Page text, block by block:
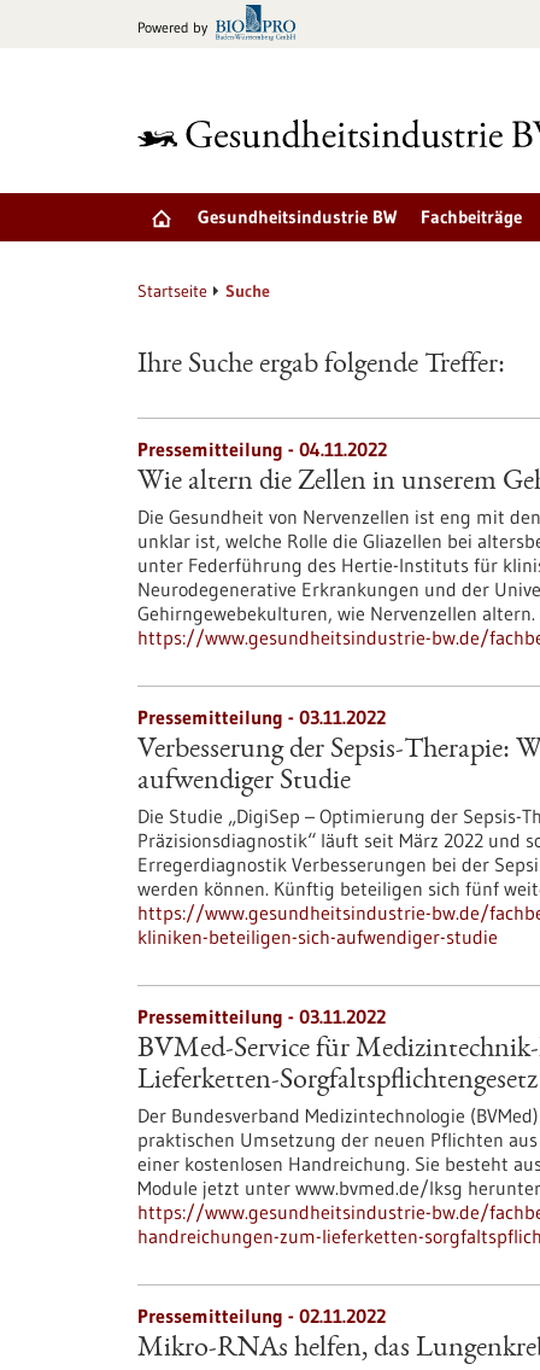
Powered by
Gesundheitsindustrie BW Fachbeiträge
Startseite Suche
Ihre Suche ergab folgende Treffer:
Pressemitteilung - 04.11.2022
Wie altern die Zellen in unserem
Die Gesundheit von Nervenzellen ist eng mit
unklar ist, welche Rolle die Gliazellen bei
unter Federführung des Hertie-Instituts für
Neurodegenerative Erkrankungen und der
Gehirngewebekulturen, wie Nervenzellen altern.
https://www.gesundheitsindustrie-bw.de/
Pressemitteilung - 03.11.2022
Verbesserung der Sepsis-Therapie:
aufwendiger Studie
Die Studie „DigiSep – Optimierung der
Präzisionsdiagnostik“ läuft seit März 2022 und
Erregerdiagnostik Verbesserungen bei der
werden können. Künftig beteiligen sich fünf
https://www.gesundheitsindustrie-bw.de/
kliniken-beteiligen-sich-aufwendiger-studie
Pressemitteilung - 03.11.2022
BVMed-Service für
Lieferketten-Sorgfaltspflichtengesetz
Der Bundesverband Medizintechnologie
praktischen Umsetzung der neuen Pflichten
einer kostenlosen Handreichung. Sie besteht
Module jetzt unter www.bvmed.de/lksg
https://www.gesundheitsindustrie-bw.de/
handreichungen-zum-lieferketten-
Pressemitteilung - 02.11.2022
Mikro-RNAs helfen, das